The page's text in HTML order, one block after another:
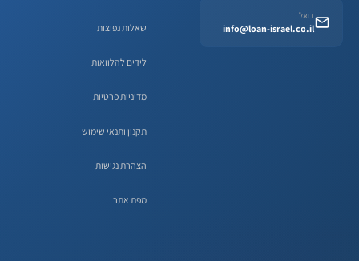
דואל
info@loan-israel.co.il שאלות נפוצות
לידים להלוואות
מדיניות פרטיות
תקנון ותנאי שימוש
הצהרת נגישות
מפת אתר